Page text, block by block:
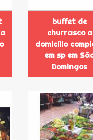
buffet de
churrasco a
domicílio
em sp em
Domingos